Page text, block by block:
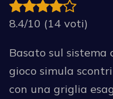
8.4/10 (14 voti)
Basato sul sistema
gioco simula
con una griglia